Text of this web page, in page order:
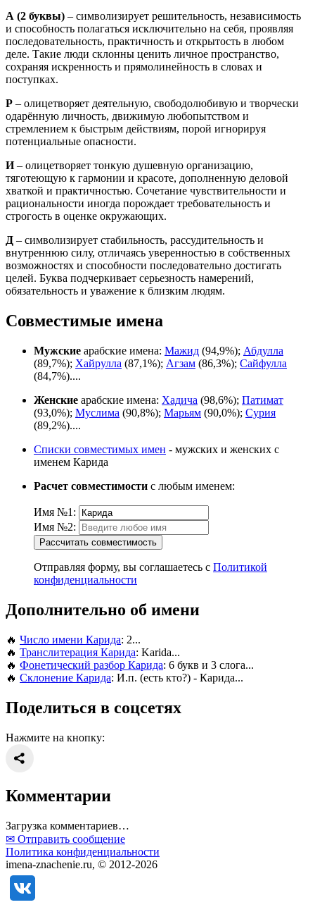
А (2 буквы) – символизирует решительность, независимость
и способность полагаться исключительно на себя, проявляя
последовательность, практичность и открытость в любом
деле. Такие люди склонны ценить личное пространство,
сохраняя искренность и прямолинейность в словах и
поступках.
Р – олицетворяет деятельную, свободолюбивую и творчески
одарённую личность, движимую любопытством и
стремлением к быстрым действиям, порой игнорируя
потенциальные опасности.
И– олицетворяет тонкую душевную организацию,
тяготеющую к гармонии и красоте, дополненную деловой
хваткой и практичностью. Сочетание чувствительности и
рациональности иногда порождает требовательность и
строгость в оценке окружающих.
Д – символизирует стабильность, рассудительность и
внутреннюю силу, отличаясь уверенностью в собственных
возможностях и способности последовательно достигать
целей. Буква подчеркивает серьезность намерений,
обязательность и уважение к близким людям.
Совместимые имена
Мужские арабские имена: Мажид (94,9%); Абдулла
(89,7%); Хайрулла (87,1%); Агзам (86,3%); Сайфулла
(84,7%)....
Женские арабские имена: Хадича (98,6%); Патимат
(93,0%); Муслима (90,8%); Марьям (90,0%); Сурия
(89,2%)....
Списки совместимых имен - мужских и женских с
именем Карида
Расчет совместимости с любым именем:
Имя №1:
Имя №2:
Рассчитать совместимость
Отправляя форму, вы соглашаетесь с Политикой
конфиденциальности
Дополнительно об имени
🔥 Число имени Карида: 2...
🔥 Транслитерация Карида: Karida...
🔥 Фонетический разбор Карида: 6 букв и 3 слога...
🔥 Склонение Карида: И.п. (есть кто?) - Карида...
Поделиться в соцсетях
Нажмите на кнопку:
Комментарии
Загрузка комментариев…
✉ Отправить сообщение
Политика конфиденциальности
imena-znachenie.ru, © 2012-2026